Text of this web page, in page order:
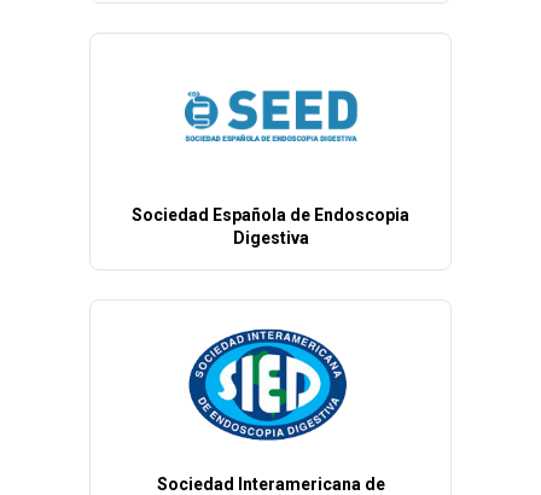
Sociedad Española de Endoscopia
Digestiva
Sociedad Interamericana de